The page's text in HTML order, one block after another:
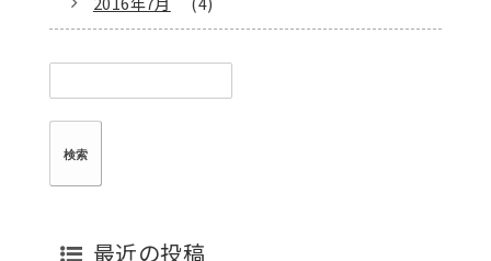
索:
最近の投稿